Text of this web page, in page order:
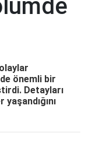
önemli bir
Detayları